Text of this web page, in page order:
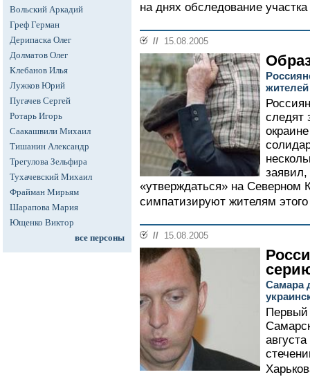
Вольский Аркадий
Греф Герман
Дерипаска Олег
Долматов Олег
Клебанов Илья
Лужков Юрий
Пугачев Сергей
Ротарь Игорь
Саакашвили Михаил
Тишанин Александр
Трегулова Зельфира
Тухачевский Михаил
Фрайман Мирьям
Шарапова Мария
Ющенко Виктор
все персоны
на днях обследование
// 15.08.2005
следят
заявил,
«утверждаться» на Северном
симпатизируют жителям этого
// 15.08.2005
Самара
Первый